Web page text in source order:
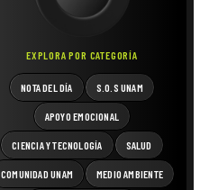
EXPLORA POR CATEGORÍA
NOTA DEL DÍA S.O.S UNAM
APOYO EMOCIONAL
CIENCIA Y TECNOLOGÍA SALUD
COMUNIDAD UNAM MEDIO AMBIENTE